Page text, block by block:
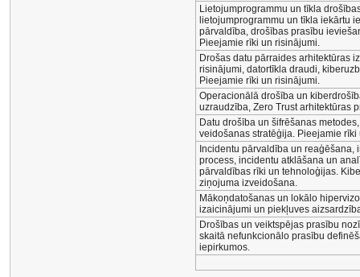
Lietojumprogrammu un tīkla
lietojumprogrammu un tīkla iekārtu
pārvaldība, drošības prasību
Pieejamie rīki un risinājumi.
Drošas datu pārraides arhitektūras
risinājumi, datortīkla draudi,
Pieejamie rīki un risinājumi.
Operacionālā drošība un
uzraudzība, Zero Trust arhitektūras
Datu drošība un šifrēšanas
veidošanas stratēģija. Pieejamie rīki
Incidentu pārvaldība un reaģēšana,
process, incidentu atklāšana un
pārvaldības rīki un tehnoloģijas.
ziņojuma izveidošana.
Mākoņdatošanas un lokālo
izaicinājumi un piekļuves
Drošības un veiktspējas prasību
skaitā nefunkcionālo prasību
iepirkumos.